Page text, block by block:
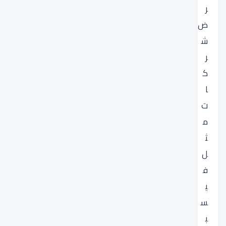
ر
ض
ش
ر
ك
ا
ت
م
ث
ل
ف
ي
س
ب